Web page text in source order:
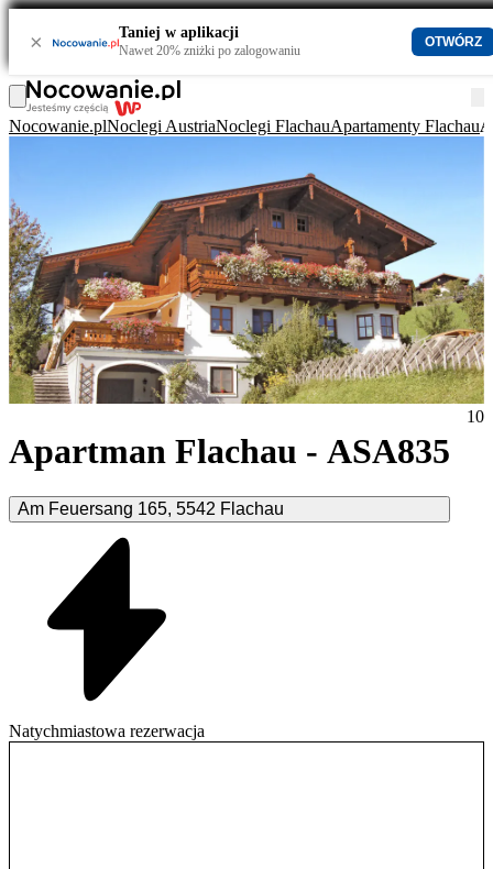
× Taniej w aplikacji
Nawet 20% zniżki po zalogowaniu
OTWÓRZ
Nocowanie.plNoclegi AustriaNoclegi FlachauApartamenty Flachau
Apartman Flachau - ASA835
Am Feuersang 165, 5542 Flachau
10
Natychmiastowa rezerwacja